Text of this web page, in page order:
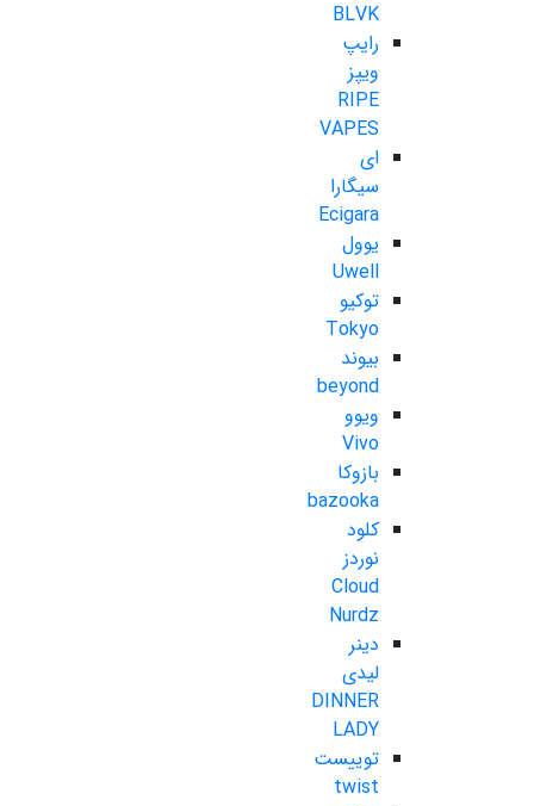
BLVK
رایپ
ویپز
RIPE
VAPES
ای
سیگارا
Ecigara
یوول
Uwell
توکیو
Tokyo
بیوند
beyond
ویوو
Vivo
بازوکا
bazooka
کلود
نوردز
Cloud
Nurdz
دینر
لیدی
DINNER
LADY
توییست
twist